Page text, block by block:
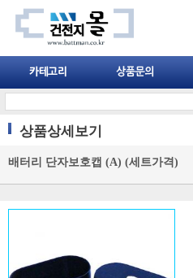
상품상세보기
배터리 단자보호캡 (A) (세트가격)